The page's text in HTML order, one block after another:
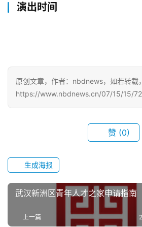
页
旅
演出时间
原创文章，作者：nbdnews，如若转载
https://www.nbdnews.cn/07/15/15/
赞 (0)
生成海报
武汉新洲区青年人才之家申请指南
上一篇